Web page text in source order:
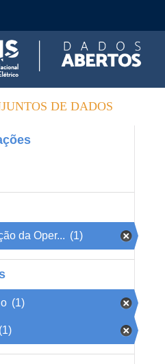
DE DADOS
da Oper... (1)
(1)
(1)